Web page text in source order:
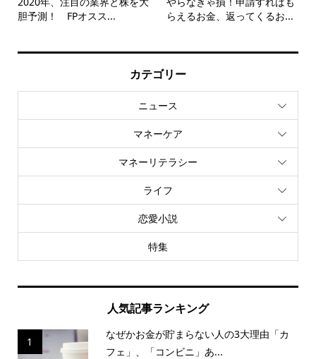
胆予測！ FPオスス...
らえるお金、返ってくるお...
カテゴリー
ニュース
マネーケア
マネーリテラシー
ライフ
恋愛小説
特集
人気記事ランキング
1
なぜかお金が貯まらない人の3大理由「カ
フェ」、「コンビニ」あ...